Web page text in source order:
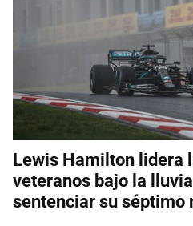
Lewis Hamilton lidera
veteranos bajo la
sentenciar su séptimo